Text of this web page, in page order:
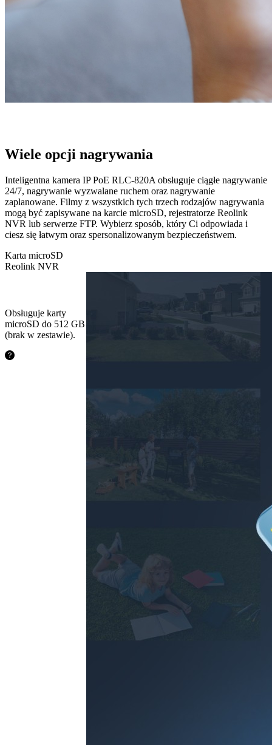
Wiele opcji nagrywania
Inteligentna kamera IP PoE RLC-820A obsługuje ciągłe nagrywanie
24/7, nagrywanie wyzwalane ruchem oraz nagrywanie
zaplanowane. Filmy z wszystkich tych trzech rodzajów nagrywania
mogą być zapisywane na karcie microSD, rejestratorze Reolink
NVR lub serwerze FTP. Wybierz sposób, który Ci odpowiada i
ciesz się łatwym oraz spersonalizowanym bezpieczeństwem.
Karta microSD
Reolink NVR
Obsługuje karty
microSD do 512 GB
(brak w zestawie).